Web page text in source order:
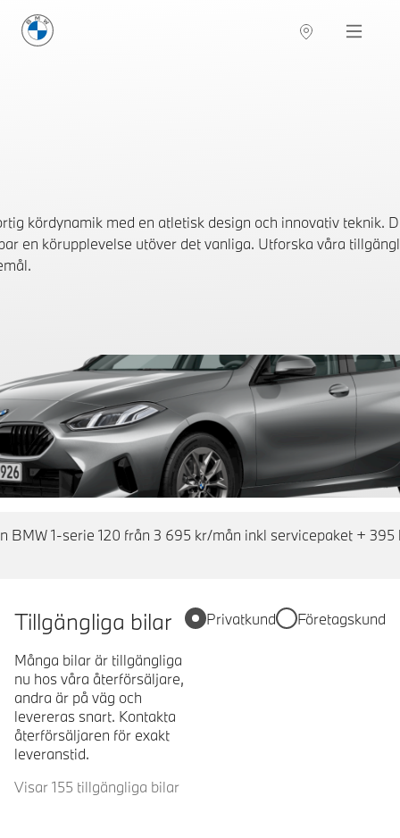
BMW Sverige Navigation
kördynamik med en atletisk design och innovativ teknik.
en körupplevelse utöver det vanliga. Utforska våra
BMW 1-serie 120 från 3 695 kr/mån inkl servicepaket +
Tillgängliga bilar
Många bilar är tillgängliga
nu hos våra återförsäljare,
andra är på väg och
levereras snart. Kontakta
återförsäljaren för exakt
leveranstid.
Visar 155 tillgängliga bilar
Privatkund Företagskund